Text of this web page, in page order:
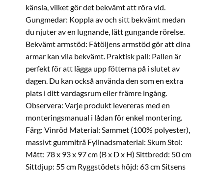
känsla, vilket gör det bekvämt att röra vid.
Gungmedar: Koppla av och sitt bekvämt medan
du njuter av en lugnande, lätt gungande rörelse.
Bekvämt armstöd: Fåtöljens armstöd gör att dina
armar kan vila bekvämt. Praktisk pall: Pallen är
perfekt för att lägga upp fötterna på i slutet av
dagen. Du kan också använda den som en extra
plats i ditt vardagsrum eller främre ingång.
Observera: Varje produkt levereras med en
monteringsmanual i lådan för enkel montering.
Färg: Vinröd Material: Sammet (100% polyester),
massivt gummiträ Fyllnadsmaterial: Skum Stol:
Mått: 78 x 93 x 97 cm (B x D x H) Sittbredd: 50 cm
Sittdjup: 55 cm Ryggstödets höjd: 63 cm Sitsens